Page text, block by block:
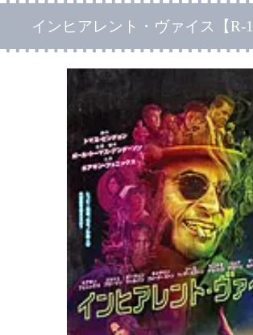
インヒアレント・ヴァイス【R-